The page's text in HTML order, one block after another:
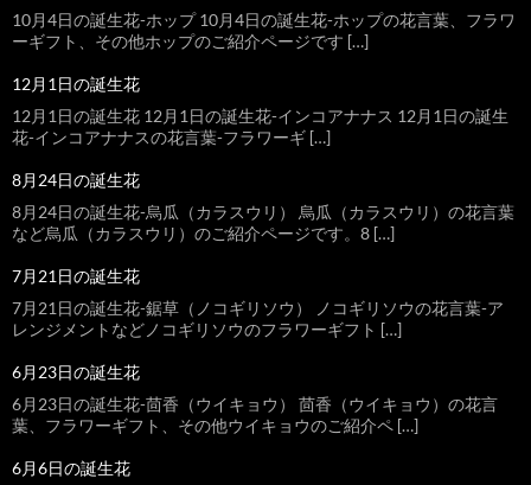
10月4日の誕生花-ホップ 10月4日の誕生花-ホップの花言葉、フラワ
ーギフト、その他ホップのご紹介ページです […]
12月1日の誕生花
12月1日の誕生花 12月1日の誕生花-インコアナナス 12月1日の誕生
花-インコアナナスの花言葉-フラワーギ […]
8月24日の誕生花
8月24日の誕生花-烏瓜（カラスウリ） 烏瓜（カラスウリ）の花言葉
など烏瓜（カラスウリ）のご紹介ページです。8 […]
7月21日の誕生花
7月21日の誕生花-鋸草（ノコギリソウ） ノコギリソウの花言葉-ア
レンジメントなどノコギリソウのフラワーギフト […]
6月23日の誕生花
6月23日の誕生花-茴香（ウイキョウ） 茴香（ウイキョウ）の花言
葉、フラワーギフト、その他ウイキョウのご紹介ペ […]
6月6日の誕生花